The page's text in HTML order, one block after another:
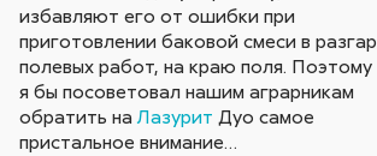
избавляют его от ошибки при
приготовлении баковой смеси в разгар
полевых работ, на краю поля. Поэтому
я бы посоветовал нашим аграрникам
обратить наЛазурит Дуо самое
пристальное внимание…